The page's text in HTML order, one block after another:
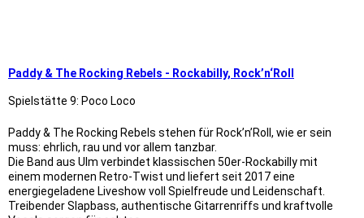
Paddy & The Rocking Rebels - Rockabilly, Rock’n‘Roll
Spielstätte 9: Poco Loco
Paddy & The Rocking Rebels stehen für Rock’n’Roll, wie er sein
muss: ehrlich, rau und vor allem tanzbar.
Die Band aus Ulm verbindet klassischen 50er-Rockabilly mit
einem modernen Retro-Twist und liefert seit 2017 eine
energiegeladene Liveshow voll Spielfreude und Leidenschaft.
Treibender Slapbass, authentische Gitarrenriffs und kraftvolle